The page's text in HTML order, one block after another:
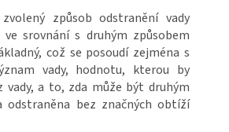
způsob odstranění vady
srovnání s druhým způsobem
což se posoudí zejména s
vady, hodnotu, kterou by
vady, a to, zda může být druhým
odstraněna bez značných obtíží